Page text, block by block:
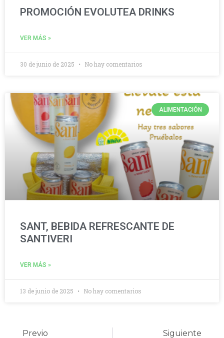
PROMOCIÓN EVOLUTEA DRINKS
VER MÁS »
30 de junio de 2025 No hay comentarios
ALIMENTACIÓN
SANT, BEBIDA REFRESCANTE DE
SANTIVERI
VER MÁS »
13 de junio de 2025 No hay comentarios
Previo Siguiente